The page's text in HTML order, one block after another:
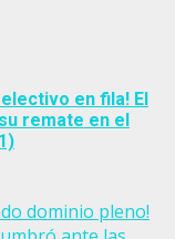
en fila! El
remate en el
dominio pleno!